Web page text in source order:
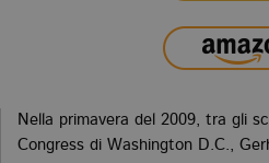
Nella primavera del 2009, tra gli
Congress di Washington D.C.,